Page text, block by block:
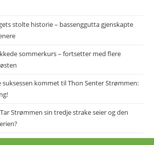
stolte historie – bassenggutta gjenskapte
sommerkurs – fortsetter med flere
suksessen kommet til Thon Senter Strømmen:
Strømmen sin tredje strake seier og den